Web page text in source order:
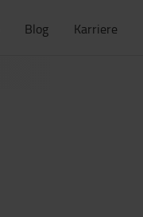
Blog Karriere